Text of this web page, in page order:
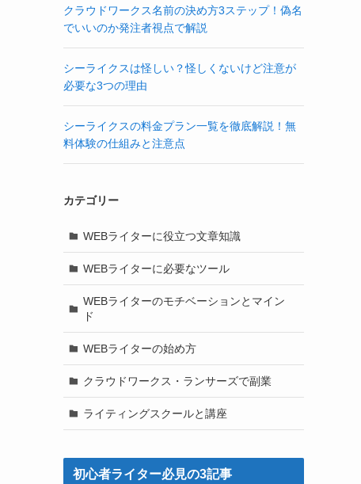
クラウドワークス名前の決め方3ステップ！偽名
でいいのか発注者視点で解説
シーライクスは怪しい？怪しくないけど注意が
必要な3つの理由
シーライクスの料金プラン一覧を徹底解説！無
料体験の仕組みと注意点
カテゴリー
WEBライターに役立つ文章知識
WEBライターに必要なツール
WEBライターのモチベーションとマイン
ド
WEBライターの始め方
クラウドワークス・ランサーズで副業
ライティングスクールと講座
初心者ライター必見の3記事